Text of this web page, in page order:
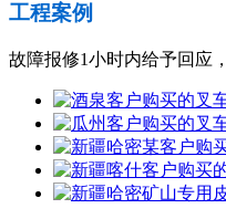
工程案例
故障报修1小时内给予回应